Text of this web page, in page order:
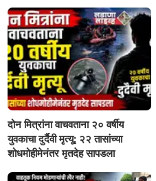
दोन मित्रांना वाचवताना २० वर्षीय
युवकाचा दुर्दैवी मृत्यू; २२ तासांच्या
शोधमोहीमेनंतर मृतदेह सापडला